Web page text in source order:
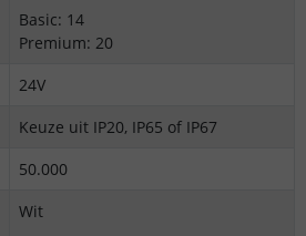
Basic: 14
Premium: 20
24V
Keuze uit IP20, IP65 of IP67
50.000
Wit